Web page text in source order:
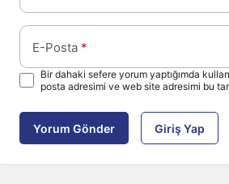
E-Posta *
Bir dahaki sefere yorum yaptığımda
posta adresimi ve web site adresimi bu
Yorum Gönder Giriş Yap